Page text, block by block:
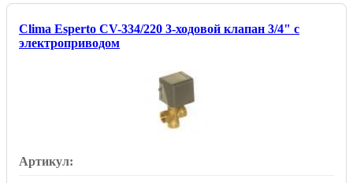
Clima Esperto CV-334/220 3-ходовой клапан 3/4" с
электроприводом